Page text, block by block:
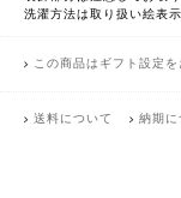
洗濯方法は取り扱い絵表
この商品はギフト設定
送料について 納期に